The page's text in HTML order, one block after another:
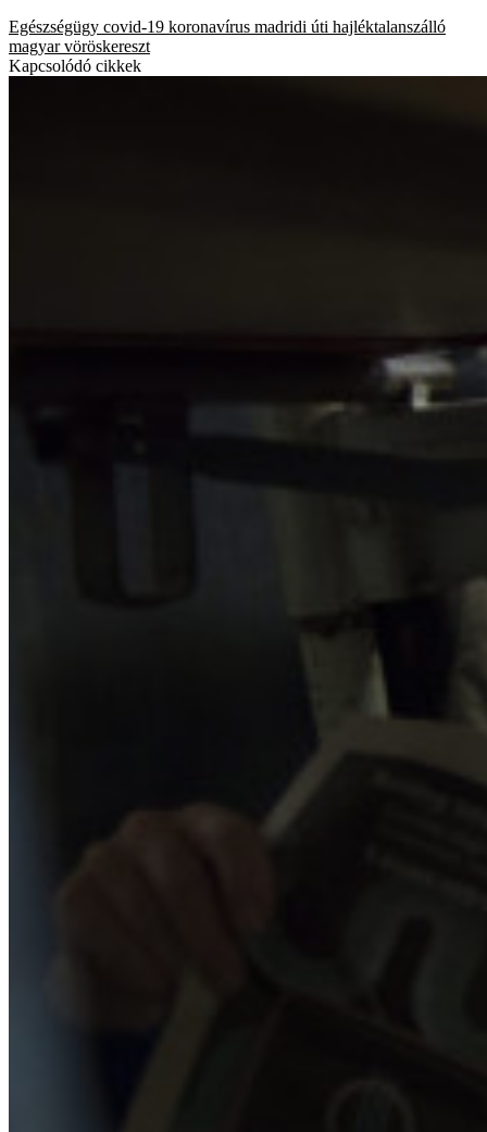
Egészségügy covid-19 koronavírus madridi úti hajléktalanszálló
magyar vöröskereszt
Kapcsolódó cikkek